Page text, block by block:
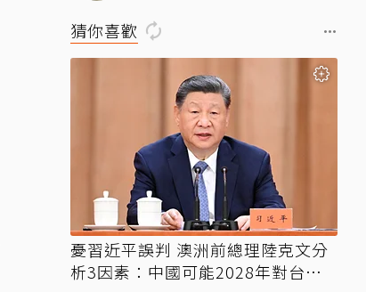
猜你喜歡
憂習近平誤判 澳洲前總理陸克文分
析3因素：中國可能2028年對台動